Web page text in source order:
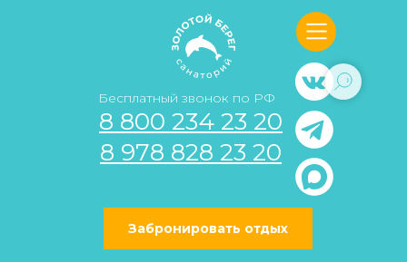
Забронировать отдых
Бесплатный звонок по РФ
8 800 234 23 20
8 978 828 23 20